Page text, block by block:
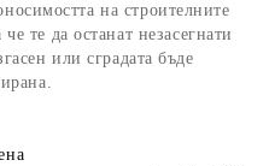
на строителните
те да останат незасегнати
или сградата бъде